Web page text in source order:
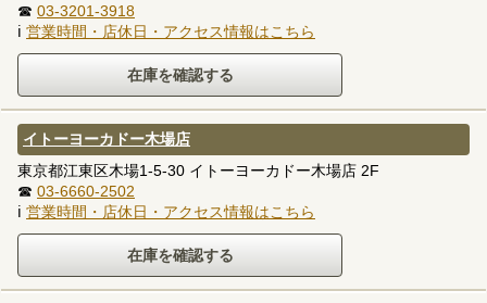
☎ 03-3201-3918
ℹ 営業時間・店休日・アクセス情報はこちら
イトーヨーカドー木場店
東京都江東区木場1-5-30 イトーヨーカドー木場店 2F
☎ 03-6660-2502
ℹ 営業時間・店休日・アクセス情報はこちら